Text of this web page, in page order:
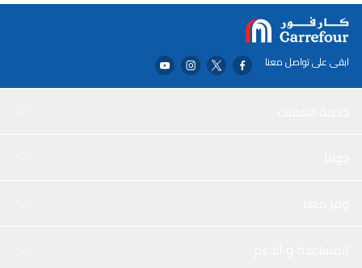
ابقى على تواصل معنا